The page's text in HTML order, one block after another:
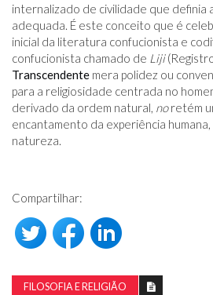
internalizado de civilidade que definia
adequada. É este conceito que é
inicial da literatura confucionista e
confucionista chamado de Liji
Transcendente mera polidez ou
para a religiosidade centrada no
derivado da ordem natural, noretém
encantamento da experiência
natureza.
Compartilhar:
FILOSOFIA E RELIGIÃO